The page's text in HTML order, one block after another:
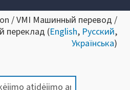
/ VMI Машинный перевод /
переклад (English, Русский,
Українська)